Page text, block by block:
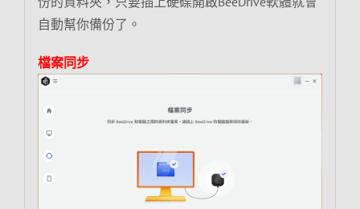
自動幫你備份了。
檔案同步